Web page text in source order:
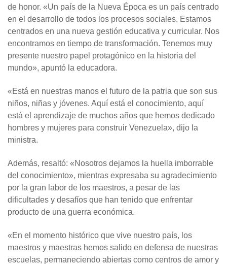
de honor. «Un país de la Nueva Época es un país centrado
en el desarrollo de todos los procesos sociales. Estamos
centrados en una nueva gestión educativa y curricular. Nos
encontramos en tiempo de transformación. Tenemos muy
presente nuestro papel protagónico en la historia del
mundo», apuntó la educadora.
«Está en nuestras manos el futuro de la patria que son sus
niños, niñas y jóvenes. Aquí está el conocimiento, aquí
está el aprendizaje de muchos años que hemos dedicado
hombres y mujeres para construir Venezuela», dijo la
ministra.
Además, resaltó: «Nosotros dejamos la huella imborrable
del conocimiento», mientras expresaba su agradecimiento
por la gran labor de los maestros, a pesar de las
dificultades y desafíos que han tenido que enfrentar
producto de una guerra económica.
«En el momento histórico que vive nuestro país, los
maestros y maestras hemos salido en defensa de nuestras
escuelas, permaneciendo abiertas como centros de amor y